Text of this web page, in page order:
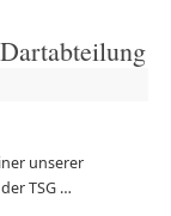
unserer
TSG …